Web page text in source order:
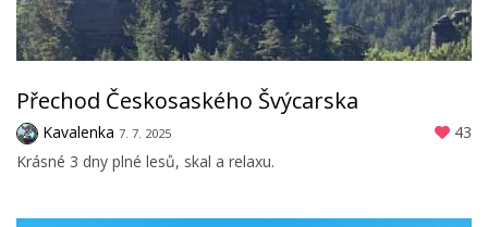
Přechod Českosaského Švýcarska
Kavalenka 7. 7. 2025
43
Krásné 3 dny plné lesů, skal a relaxu.